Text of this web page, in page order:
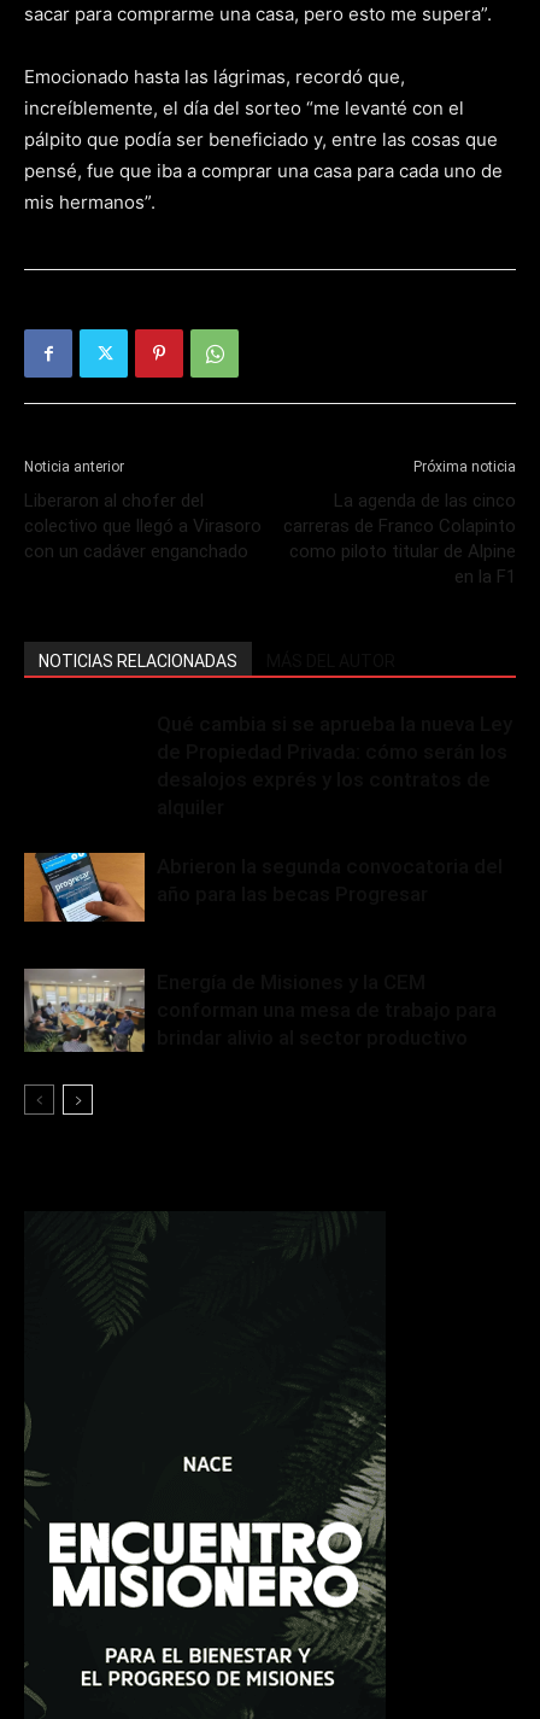
sacar para comprarme una casa, pero esto me supera”.
Emocionado hasta las lágrimas, recordó que,
increíblemente, el día del sorteo “me levanté con el
pálpito que podía ser beneficiado y, entre las cosas que
pensé, fue que iba a comprar una casa para cada uno de
mis hermanos”.
Noticia anterior
Liberaron al chofer del
colectivo que llegó a Virasoro
con un cadáver enganchado
Próxima noticia
La agenda de las cinco
carreras de Franco Colapinto
como piloto titular de Alpine
en la F1
NOTICIAS RELACIONADAS